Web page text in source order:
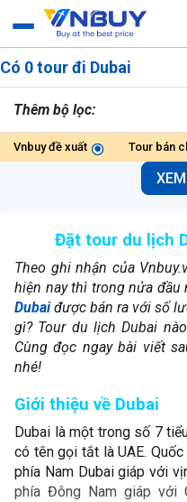
Có 0 tour đi Dubai
Thêm bộ lọc:
Vnbuy đề xuất Tour bán
Đặt tour du lịch
Theo ghi nhận của
hiện nay thì trong nửa
Dubaiđược bán ra với số
gì? Tour du lịch Dubai
Cùng đọc ngay bài viết
nhé!
Giới thiệu về Dubai
Dubai là một trong số 7
có tên gọi tắt là UAE.
phía Nam Dubai giáp với
phía Đông Nam giáp với